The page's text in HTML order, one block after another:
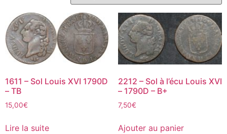
1611 – Sol Louis XVI 1790D
– TB
15,00€
Lire la suite
2212 – Sol à l’écu Louis XVI
– 1790D – B+
7,50€
Ajouter au panier